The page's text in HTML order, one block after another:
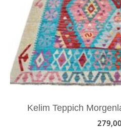
Kelim Teppich
279,00